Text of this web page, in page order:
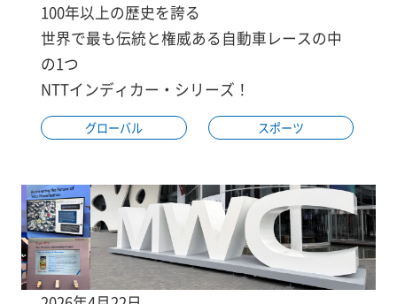
100年以上の歴史を誇る
世界で最も伝統と権威ある自動車レースの中
の1つ
NTTインディカー・シリーズ！
グローバル スポーツ